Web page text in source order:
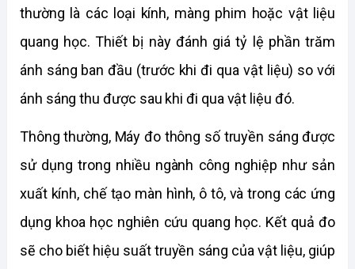
thường là các loại kính, màng phim hoặc vật liệu
quang học. Thiết bị này đánh giá tỷ lệ phần trăm
ánh sáng ban đầu (trước khi đi qua vật liệu) so với
ánh sáng thu được sau khi đi qua vật liệu đó.
Thông thường, Máy đo thông số truyền sáng được
sử dụng trong nhiều ngành công nghiệp như sản
xuất kính, chế tạo màn hình, ô tô, và trong các ứng
dụng khoa học nghiên cứu quang học. Kết quả đo
sẽ cho biết hiệu suất truyền sáng của vật liệu, giúp